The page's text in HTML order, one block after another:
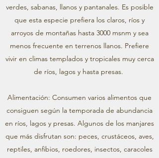
verdes, sabanas, llanos y pantanales. Es posible
que esta especie prefiera los claros, ríos y
arroyos de montañas hasta 3000 msnm y sea
menos frecuente en terrenos llanos. Prefiere
vivir en climas templados y tropicales muy cerca
de ríos, lagos y hasta presas.
Alimentación: Consumen varios alimentos que
consiguen según la temporada de abundancia
en ríos, lagos y presas. Algunos de los manjares
que más disfrutan son: peces, crustáceos, aves,
reptiles, anfibios, roedores, insectos, caracoles